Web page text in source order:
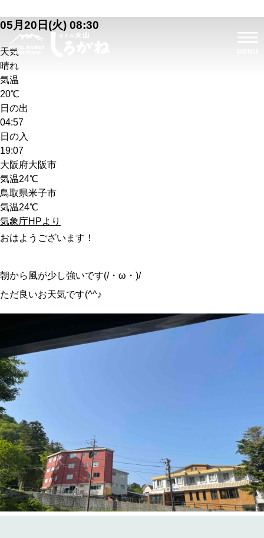
05月20日(火) 08:30
天気
晴れ
気温
20℃
日の出
04:57
日の入
19:07
大阪府大阪市
気温24℃
鳥取県米子市
気温24℃
気象庁HPより
おはようございます！
朝から風が少し強いです(/・ω・)/
ただ良いお天気です(^^♪